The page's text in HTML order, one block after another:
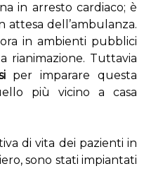
in arresto cardiaco; è
attesa dell’ambulanza.
in ambienti pubblici
rianimazione. Tuttavia
per imparare questa
più vicino a casa
di vita dei pazienti in
sono stati impiantati